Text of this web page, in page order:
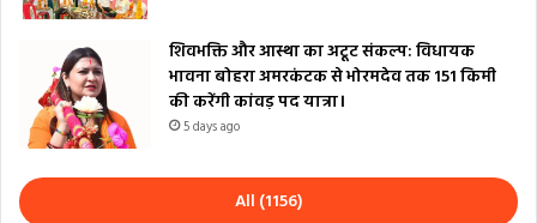
शिवभक्ति और आस्था का अटूट संकल्प: विधायक
भावना बोहरा अमरकंटक से भोरमदेव तक 151 किमी
की करेंगी कांवड़ पद यात्रा।
5 days ago
All (1156)